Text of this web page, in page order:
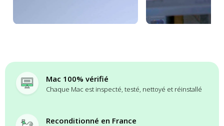
Mac 100% vérifié
Chaque Mac est inspecté, testé, nettoyé et réinstallé
Reconditionné en France